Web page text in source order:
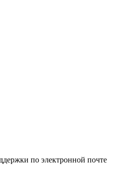
по электронной почте